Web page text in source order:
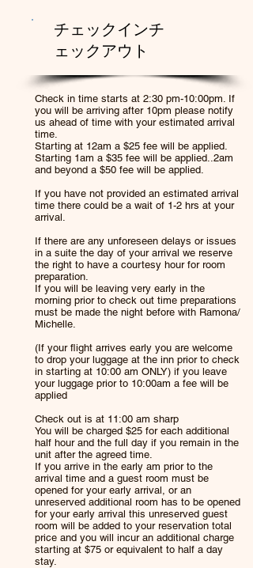
チェックインチ
ェックアウト
Check in time starts at 2:30 pm-10:00pm. If
you will be arriving after 10pm please notify
us ahead of time with your estimated arrival
time.
Starting at 12am a $25 fee will be applied.
Starting 1am a $35 fee will be applied..2am
and beyond a $50 fee will be applied.
If you have not provided an estimated arrival
time there could be a wait of 1-2 hrs at your
arrival.
If there are any unforeseen delays or issues
in a suite the day of your arrival we reserve
the right to have a courtesy hour for room
preparation.
If you will be leaving very early in the
morning prior to check out time preparations
must be made the night before with Ramona/
Michelle.
(If your flight arrives early you are welcome
to drop your luggage at the inn prior to check
in starting at 10:00 am ONLY) if you leave
your luggage prior to 10:00am a fee will be
applied
Check out is at 11:00 am sharp
You will be charged $25 for each additional
half hour and the full day if you remain in the
unit after the agreed time.
If you arrive in the early am prior to the
arrival time and a guest room must be
opened for your early arrival, or an
unreserved additional room has to be opened
for your early arrival this unreserved guest
room will be added to your reservation total
price and you will incur an additional charge
starting at $75 or equivalent to half a day
stay.